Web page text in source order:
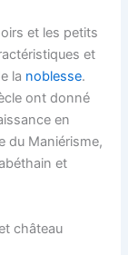
et les petits
et
la noblesse.
ont donné
en
du Maniérisme,
et
château